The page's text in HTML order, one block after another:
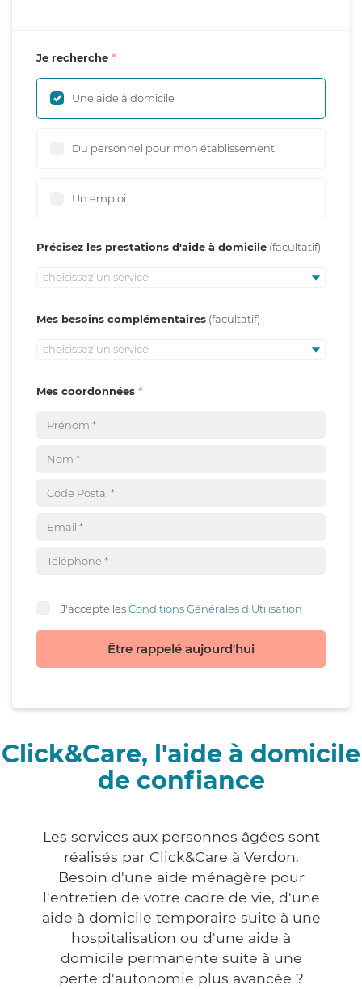
Je recherche
Une aide à domicile
Du personnel pour mon établissement
Un emploi
Précisez les prestations d'aide à domicile
choisissez un service
Mes besoins complémentaires
choisissez un service
Mes coordonnées
J'accepte lesConditions Générales d'Utilisation
Être rappelé aujourd'hui
Click&Care, l'aide à domicile
de confiance
Les services aux personnes âgées sont
réalisés par Click&Care à Verdon.
Besoin d'une aide ménagère pour
l'entretien de votre cadre de vie, d'une
aide à domicile temporaire suite à une
hospitalisation ou d'une aide à
domicile permanente suite à une
perte d'autonomie plus avancée ?